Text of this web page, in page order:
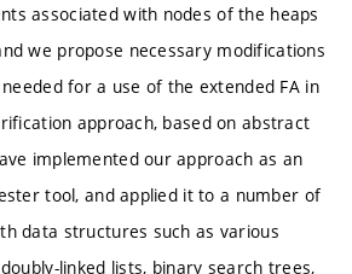
associated with nodes of the heaps
we propose necessary modifications
for a use of the extended FA in
approach, based on abstract
implemented our approach as an
tool, and applied it to a number of
data structures such as various
linked lists, binary search trees,